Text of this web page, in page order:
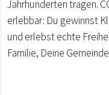
Jahrhunderten tragen.
erlebbar: Du gewinnst
und erlebst echte
Familie, Deine